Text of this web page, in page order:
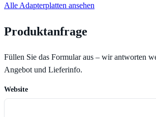
Alle Adapterplatten ansehen
Produktanfrage
Füllen Sie das Formular aus – wir antworten
Angebot und Lieferinfo.
Website